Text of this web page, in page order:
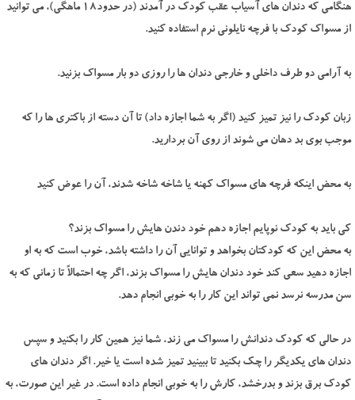
هنگامی که دندان های آسیاب عقب کودک در آمدند (در حدود18 ماهگی)، می توانید
از مسواک کودک با فرچه نایلونی نرم استفاده کنید.
به آرامی دو طرف داخلی و خارجی دندان ها را روزی دو بار مسواک بزنید.
زبان کودک را نیز تمیز کنید (اگر به شما اجازه داد) تا آن دسته از باکتری ها را که
موجب بوی بد دهان می شوند از روی آن بردارید.
به محض اینکه فرچه های مسواک کهنه یا شاخه شاخه شدند، آن را عوض کنید
کی باید به کودک نوپایم اجازه دهم خود دندن هایش را مسواک بزند؟
به محض این که کودکتان بخواهد و توانایی آن را داشته باشد، خوب است که به او
اجازه دهید سعی کند خود دندان هایش را مسواک بزند، اگر چه احتمالاً تا زمانی که به
سن مدرسه نرسد نمی تواند این کار را به خوبی انجام دهد.
در حالی که کودک دندانش را مسواک می زند، شما نیز همین کار را بکنید و سپس
دندان های یکدیگر را چک بکنید تا ببینید تمیز شده است یا خیر. اگر دندان های
کودک برق بزند و بدرخشد، کارش را به خوبی انجام داده است. در غیر این صورت، به